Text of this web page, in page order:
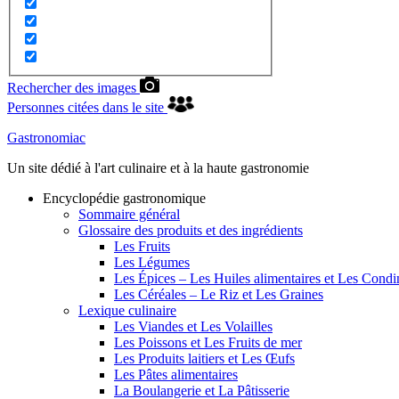
Rechercher des images
Personnes citées dans le site
Gastronomiac
Un site dédié à l'art culinaire et à la haute gastronomie
Encyclopédie gastronomique
Sommaire général
Glossaire des produits et des ingrédients
Les Fruits
Les Légumes
Les Épices – Les Huiles alimentaires et Les
Les Céréales – Le Riz et Les Graines
Lexique culinaire
Les Viandes et Les Volailles
Les Poissons et Les Fruits de mer
Les Produits laitiers et Les Œufs
Les Pâtes alimentaires
La Boulangerie et La Pâtisserie